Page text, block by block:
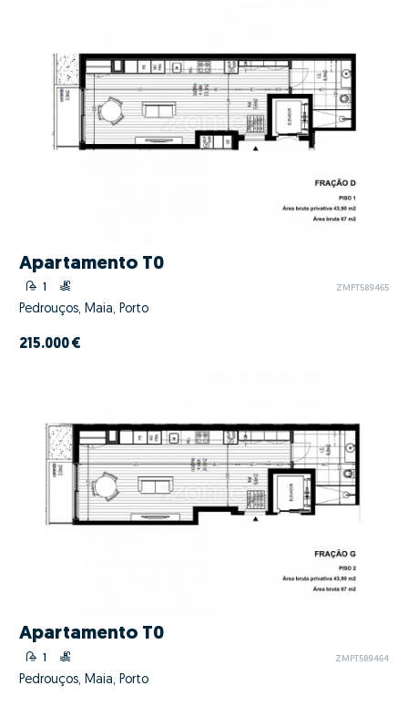
Apartamento T0
1 ZMPT589465
Pedrouços, Maia, Porto
215.000 €
Apartamento T0
1 ZMPT589464
Pedrouços, Maia, Porto